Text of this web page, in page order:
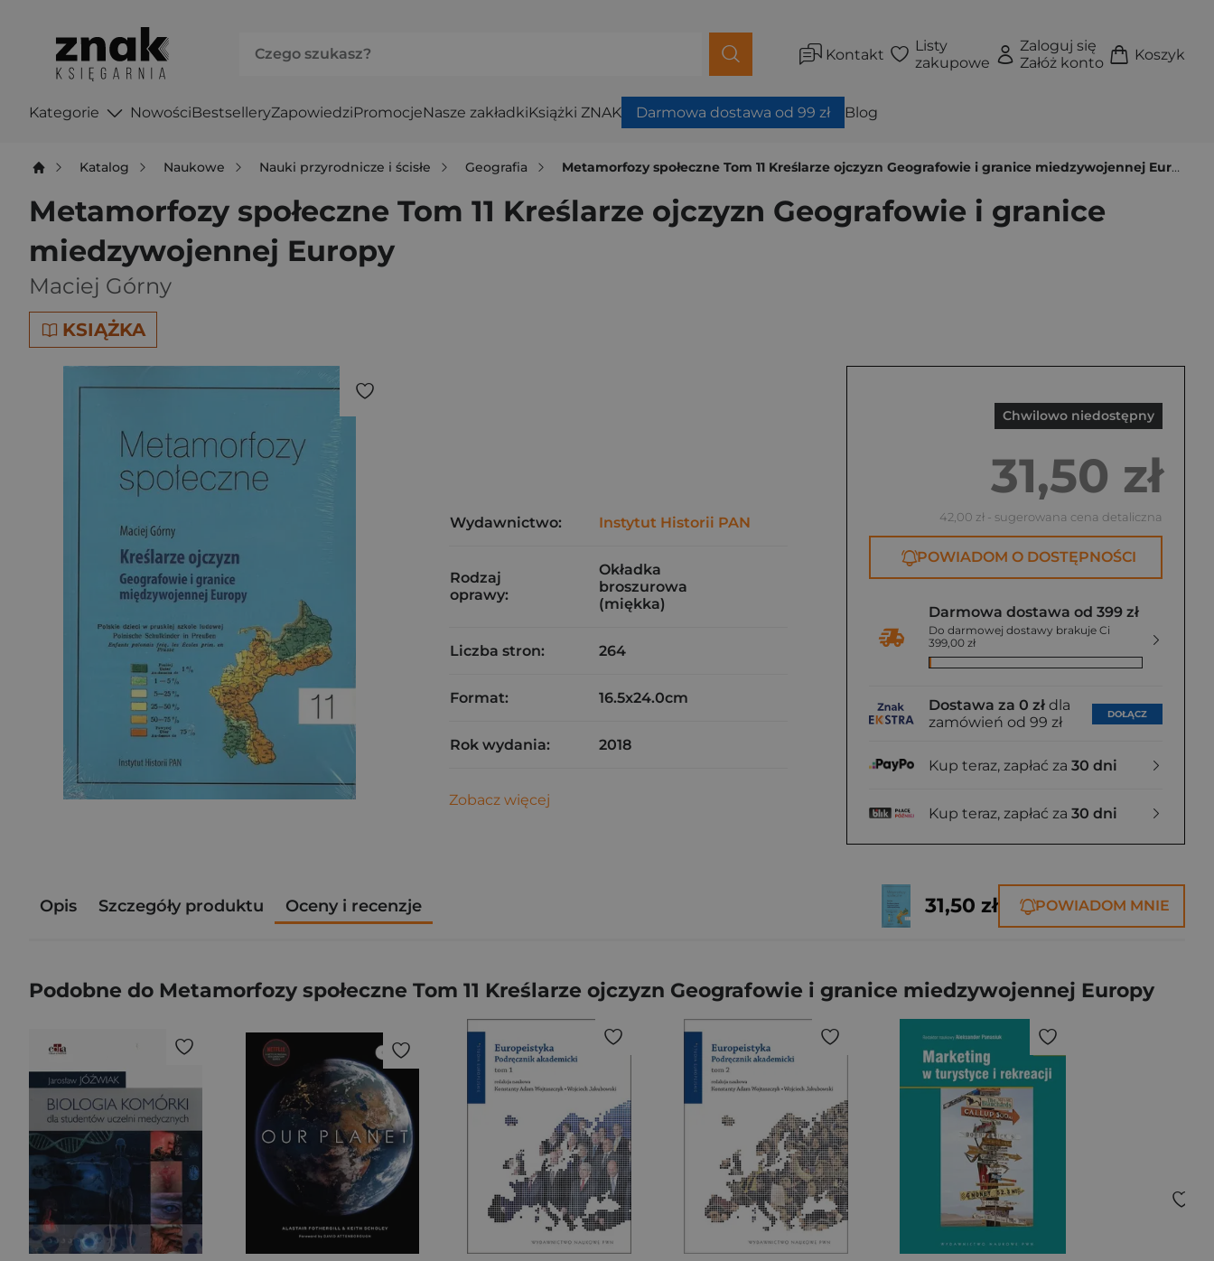
Kontakt
Listy
zakupowe
Zaloguj się
Załóż konto
Koszyk
Kategorie NowościBestselleryZapowiedziPromocjeNasze zakładkiKsiążki ZNAK Darmowa dostawa od 99 zł Blog
Katalog Naukowe Nauki przyrodnicze i ścisłe Geografia Metamorfozy społeczne Tom 11 Kreślarze ojczyzn Geografowie i granice miedzywojennej Europy
Metamorfozy społeczne Tom 11 Kreślarze ojczyzn Geografowie i granice
miedzywojennej Europy
Maciej Górny
KSIĄŻKA
Chwilowo niedostępny
31,50 zł
42,00 zł - sugerowana cena detaliczna
POWIADOM O DOSTĘPNOŚCI
Darmowa dostawa od 399 zł
Do darmowej dostawy brakuje Ci
399,00 zł
Dostawa za 0 zł dla
zamówień od 99 zł
DOŁĄCZ
Kup teraz, zapłać za 30 dni
Kup teraz, zapłać za 30 dni
Wydawnictwo: Instytut Historii PAN
Rodzaj
oprawy:
Okładka
broszurowa
(miękka)
Liczba stron: 264
Format: 16.5x24.0cm
Rok wydania: 2018
Zobacz więcej
Opis Szczegóły produktu Oceny i recenzje 31,50 zł POWIADOM MNIE
Podobne do Metamorfozy społeczne Tom 11 Kreślarze ojczyzn Geografowie i granice miedzywojennej Europy